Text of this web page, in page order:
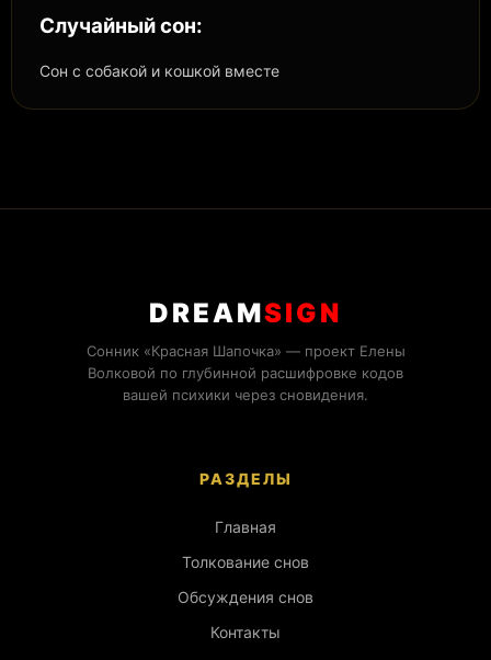
Случайный сон:
Сон с собакой и кошкой вместе
DREAMSIGN
Сонник «Красная Шапочка» — проект Елены
Волковой по глубинной расшифровке кодов
вашей психики через сновидения.
РАЗДЕЛЫ
Главная
Толкование снов
Обсуждения снов
Контакты